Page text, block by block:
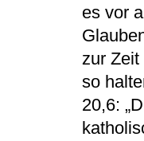
es vor
zur Zeit
so
20,6: